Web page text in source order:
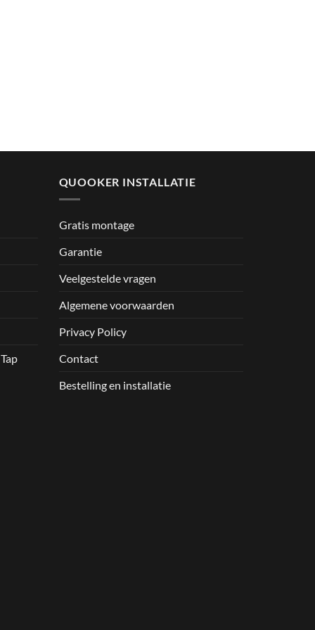
QUOOKER INSTALLATIE
Gratis montage
Garantie
Veelgestelde vragen
Algemene voorwaarden
Privacy Policy
Contact
Bestelling en installatie